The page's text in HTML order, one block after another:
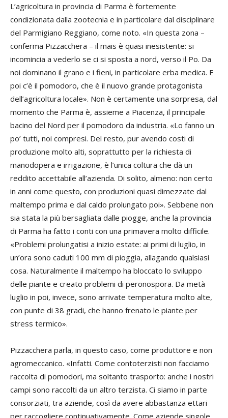
L’agricoltura in provincia di Parma è fortemente
condizionata dalla zootecnia e in particolare dal disciplinare
del Parmigiano Reggiano, come noto. «In questa zona –
conferma Pizzacchera – il mais è quasi inesistente: si
incomincia a vederlo se ci si sposta a nord, verso il Po. Da
noi dominano il grano e i fieni, in particolare erba medica. E
poi c’è il pomodoro, che è il nuovo grande protagonista
dell’agricoltura locale». Non è certamente una sorpresa, dal
momento che Parma è, assieme a Piacenza, il principale
bacino del Nord per il pomodoro da industria. «Lo fanno un
po’ tutti, noi compresi. Del resto, pur avendo costi di
produzione molto alti, soprattutto per la richiesta di
manodopera e irrigazione, è l’unica coltura che dà un
reddito accettabile all’azienda. Di solito, almeno: non certo
in anni come questo, con produzioni quasi dimezzate dal
maltempo prima e dal caldo prolungato poi». Sebbene non
sia stata la più bersagliata dalle piogge, anche la provincia
di Parma ha fatto i conti con una primavera molto difficile.
«Problemi prolungatisi a inizio estate: ai primi di luglio, in
un’ora sono caduti 100 mm di pioggia, allagando qualsiasi
cosa. Naturalmente il maltempo ha bloccato lo sviluppo
delle piante e creato problemi di peronospora. Da metà
luglio in poi, invece, sono arrivate temperatura molto alte,
con punte di 38 gradi, che hanno frenato le piante per
stress termico».
Pizzacchera parla, in questo caso, come produttore e non
agromeccanico. «Infatti. Come contoterzisti non facciamo
raccolta di pomodori, ma soltanto trasporto: anche i nostri
campi sono raccolti da un altro terzista. Ci siamo in parte
consorziati, tra aziende, così da avere abbastanza ettari
per raccogliere continuativamente. Come aziende singole,